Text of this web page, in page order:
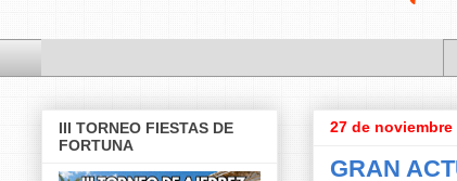
27 de noviembre
GRAN
III TORNEO FIESTAS DE
FORTUNA